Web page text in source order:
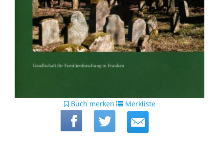
Buch merken Merkliste